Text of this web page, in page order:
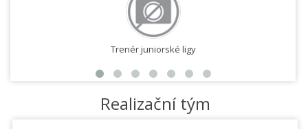
Trenér juniorské ligy
Realizační tým